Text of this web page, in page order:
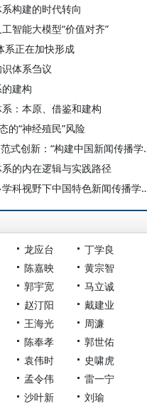
构建的时代转向
智能大模型“价值对齐”
系正在加快形成
体系刍议
建构
：本原、借鉴和建构
的“神经殖民”风险
涂凌波 张译匀：智能驱
的内在逻辑与实践路径
田香凝 丁靓琦：何以“中国学派”
龙应台
丁学良
陈嘉映
黄宗智
郭宇宽
马立诚
赵汀阳
戴建业
王海光
周濂
陈奉孝
郭世佑
袁伟时
史啸虎
孟令伟
雷一宁
沙叶新
刘瑜